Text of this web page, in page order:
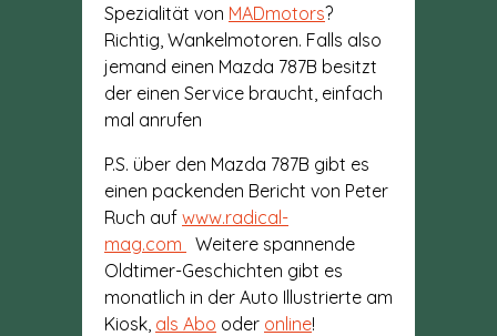
Spezialität von MADmotors?
Richtig, Wankelmotoren. Falls also
jemand einen Mazda 787B besitzt
der einen Service braucht, einfach
mal anrufen
P.S. über den Mazda 787B gibt es
einen packenden Bericht von Peter
Ruch auf www.radical-
mag.com
Weitere spannende
Oldtimer-Geschichten gibt es
monatlich in der Auto Illustrierte am
Kiosk, als Abo oder online!